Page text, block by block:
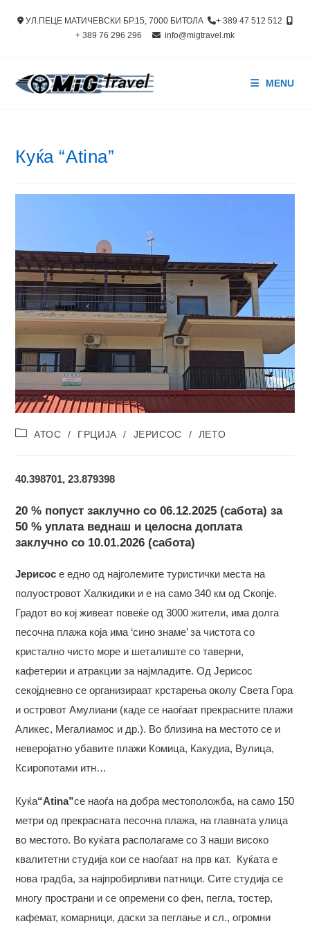
УЛ.ПЕЦЕ МАТИЧЕВСКИ БР.15, 7000 БИТОЛА
+ 389 47 512 512
+ 389 76 296 296
info@migtravel.mk
MENU
Куќа “Atina”
PostАТОС / ГРЦИЈА / ЈЕРИСОС / ЛЕТО
40.398701, 23.879398
20 % попуст заклучно со 06.12.2025 (сабота) за
50 % уплата веднаш и целосна доплата
заклучно со 10.01.2026 (сабота)
Јерисос е едно од најголемите туристички места на
полуостровот Халкидики и е на само 340 км од Скопје.
Градот во кој живеат повеќе од 3000 жители, има долга
песочна плажа која има ‘сино знаме’ за чистота со
кристално чисто море и шеталиште со таверни,
кафетерии и атракции за најмладите. Од Јерисос
секојдневно се организираат крстарења околу Света Гора
и островот Амулиани (каде се наоѓаат прекрасните плажи
Аликес, Мегалиамос и др.). Во близина на местото се и
неверојатно убавите плажи Комица, Какудиа, Вулица,
Ксиропотами итн…
Куќа“Atina”се наоѓа на добра местоположба, на само 150
метри од прекрасната песочна плажа, на главната улица
во местото. Во куќата располагаме со 3 наши високо
квалитетни студија кои се наоѓаат на прв кат. Куќата е
нова градба, за најпробирливи патници. Сите студија се
многу пространи и се опремени со фен, пегла, тостер,
кафемат, комарници, даски за пеглање и сл., огромни